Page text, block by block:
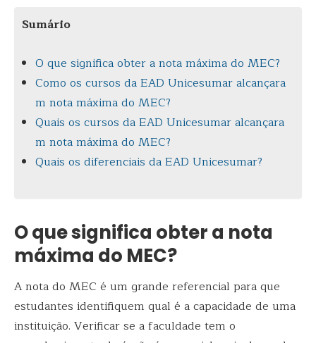
Sumário
O que significa obter a nota máxima do MEC?
Como os cursos da EAD Unicesumar alcançara
m nota máxima do MEC?
Quais os cursos da EAD Unicesumar alcançara
m nota máxima do MEC?
Quais os diferenciais da EAD Unicesumar?
O que significa obter a nota
máxima do MEC?
A nota do MEC é um grande referencial para que
estudantes identifiquem qual é a capacidade de uma
instituição. Verificar se a faculdade tem o